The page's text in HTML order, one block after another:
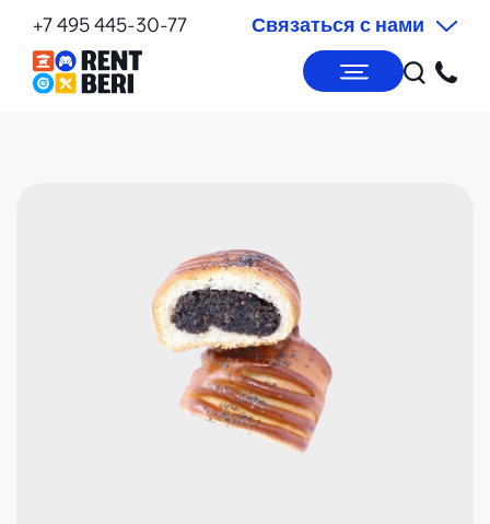
+7 495 445-30-77 Связаться с нами